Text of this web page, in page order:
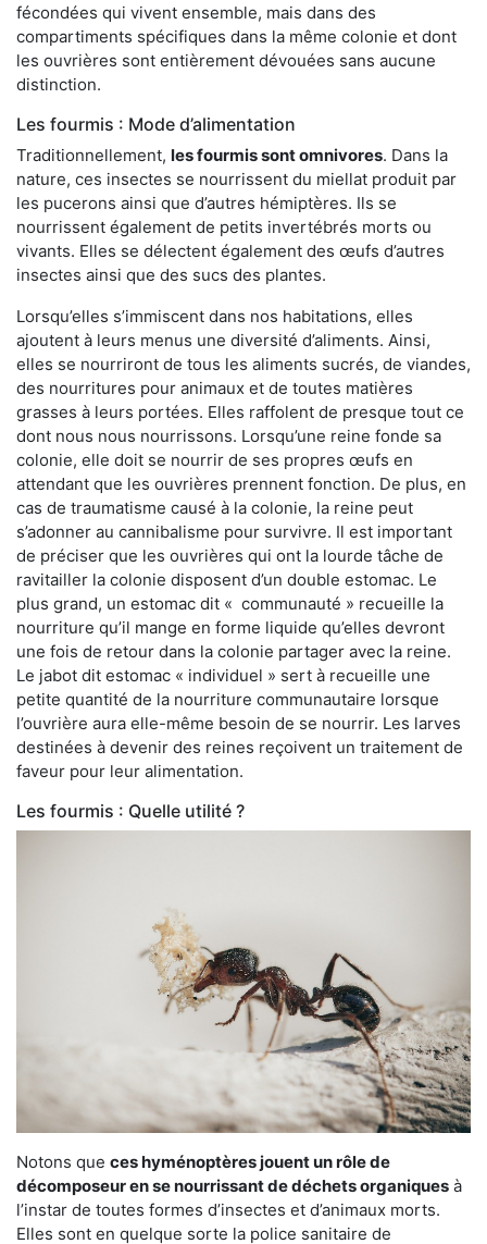
fécondées qui vivent ensemble, mais dans des
compartiments spécifiques dans la même colonie et dont
les ouvrières sont entièrement dévouées sans aucune
distinction.
Les fourmis : Mode d’alimentation
Traditionnellement, les fourmis sont omnivores. Dans la
nature, ces insectes se nourrissent du miellat produit par
les pucerons ainsi que d’autres hémiptères. Ils se
nourrissent également de petits invertébrés morts ou
vivants. Elles se délectent également des œufs d’autres
insectes ainsi que des sucs des plantes.
Lorsqu’elles s’immiscent dans nos habitations, elles
ajoutent à leurs menus une diversité d’aliments. Ainsi,
elles se nourriront de tous les aliments sucrés, de viandes,
des nourritures pour animaux et de toutes matières
grasses à leurs portées. Elles raffolent de presque tout ce
dont nous nous nourrissons. Lorsqu’une reine fonde sa
colonie, elle doit se nourrir de ses propres œufs en
attendant que les ouvrières prennent fonction. De plus, en
cas de traumatisme causé à la colonie, la reine peut
s’adonner au cannibalisme pour survivre. Il est important
de préciser que les ouvrières qui ont la lourde tâche de
ravitailler la colonie disposent d’un double estomac. Le
plus grand, un estomac dit « communauté » recueille la
nourriture qu’il mange en forme liquide qu’elles devront
une fois de retour dans la colonie partager avec la reine.
Le jabot dit estomac « individuel » sert à recueille une
petite quantité de la nourriture communautaire lorsque
l’ouvrière aura elle-même besoin de se nourrir. Les larves
destinées à devenir des reines reçoivent un traitement de
faveur pour leur alimentation.
Les fourmis : Quelle utilité ?
Notons que ces hyménoptères jouent un rôle de
décomposeur en se nourrissant de déchets organiques à
l’instar de toutes formes d’insectes et d’animaux morts.
Elles sont en quelque sorte la police sanitaire de